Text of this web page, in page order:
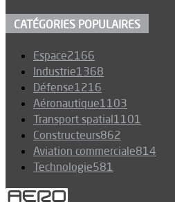
CATÉGORIES POPULAIRES
Espace2166
Industrie1368
Défense1216
Aéronautique1103
Transport spatial1101
Constructeurs862
Aviation commerciale814
Technologie581